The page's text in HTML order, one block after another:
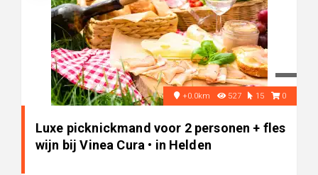
+0.0km 527 15 0
Luxe picknickmand voor 2 personen + fles
wijn bij Vinea Cura • in Helden